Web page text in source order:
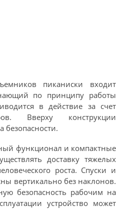
пиканиски входит
по принципу работы
в действие за счет
Вверху конструкции
безопасности.
функционал и компактные
доставку тяжелых
роста. Спуски и
вертикально без наклонов.
безопасность рабочим на
устройство может